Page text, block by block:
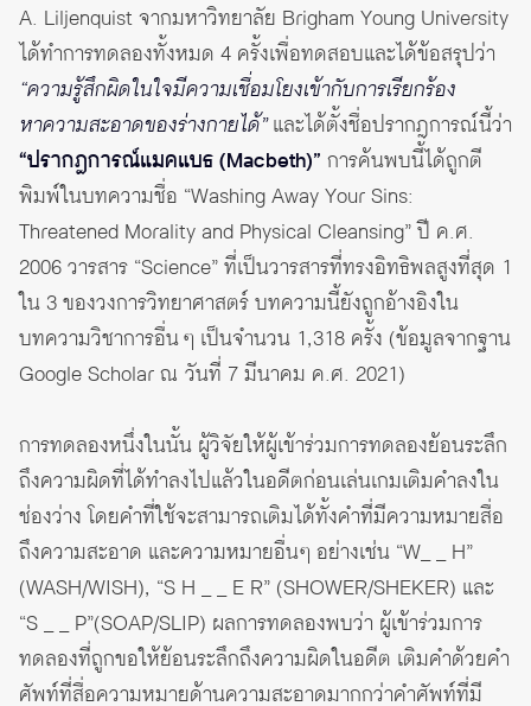
A. Liljenquist จากมหาวิทยาลัย Brigham Young University
ได้ทำการทดลองทั้งหมด 4 ครั้งเพื่อทดสอบและได้ข้อสรุปว่า
“ความรู้สึกผิดในใจมีความเชื่อมโยงเข้ากับการเรียกร้อง
หาความสะอาดของร่างกายได้”และได้ตั้งชื่อปรากฎการณ์นี้ว่า
“ปรากฎการณ์แมคแบธ (Macbeth)” การค้นพบนี้ได้ถูกตี
พิมพ์ในบทความชื่อ “Washing Away Your Sins:
Threatened Morality and Physical Cleansing” ปี ค.ศ.
2006 วารสาร “Science” ที่เป็นวารสารที่ทรงอิทธิพลสูงที่สุด 1
ใน 3 ของวงการวิทยาศาสตร์ บทความนี้ยังถูกอ้างอิงใน
บทความวิชาการอื่น ๆ เป็นจำนวน 1,318 ครั้ง (ข้อมูลจากฐาน
Google Scholar ณ วันที่ 7 มีนาคม ค.ศ. 2021)
การทดลองหนึ่งในนั้น ผู้วิจัยให้ผู้เข้าร่วมการทดลองย้อนระลึก
ถึงความผิดที่ได้ทำลงไปแล้วในอดีตก่อนเล่นเกมเติมคำลงใน
ช่องว่าง โดยคำที่ใช้จะสามารถเติมได้ทั้งคำที่มีความหมายสื่อ
ถึงความสะอาด และความหมายอื่นๆ อย่างเช่น “W_ _ H”
(WASH/WISH), “S H _ _ E R” (SHOWER/SHEKER) และ
“S _ _ P”(SOAP/SLIP) ผลการทดลองพบว่า ผู้เข้าร่วมการ
ทดลองที่ถูกขอให้ย้อนระลึกถึงความผิดในอดีต เติมคำด้วยคำ
ศัพท์ที่สื่อความหมายด้านความสะอาดมากกว่าคำศัพท์ที่มี